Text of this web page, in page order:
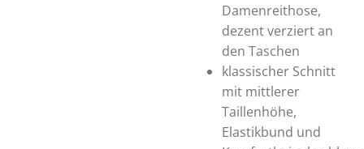
Damenreithose,
dezent verziert an
den Taschen
klassischer Schnitt
mit mittlerer
Taillenhöhe,
Elastikbund und